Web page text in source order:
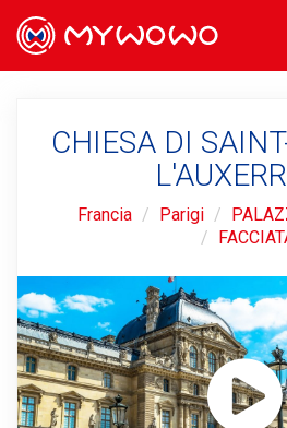
CHIESA DI
Francia Parigi